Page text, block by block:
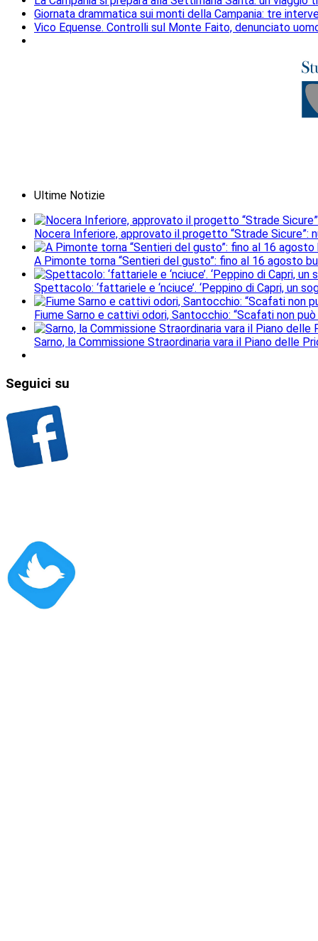
Giornata drammatica sui monti della Campania: tre
Vico Equense. Controlli sul Monte Faito, denunciato
Ultime Notizie
Nocera Inferiore, approvato il progetto “Strade
A Pimonte torna “Sentieri del gusto”: fino al 16 agosto
Spettacolo: ‘fattariele e ‘nciuce’. ‘Peppino di Capri, un
Fiume Sarno e cattivi odori, Santocchio: “Scafati non
Sarno, la Commissione Straordinaria vara il Piano delle
Seguici su